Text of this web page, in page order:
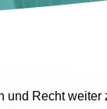
Recht weiter